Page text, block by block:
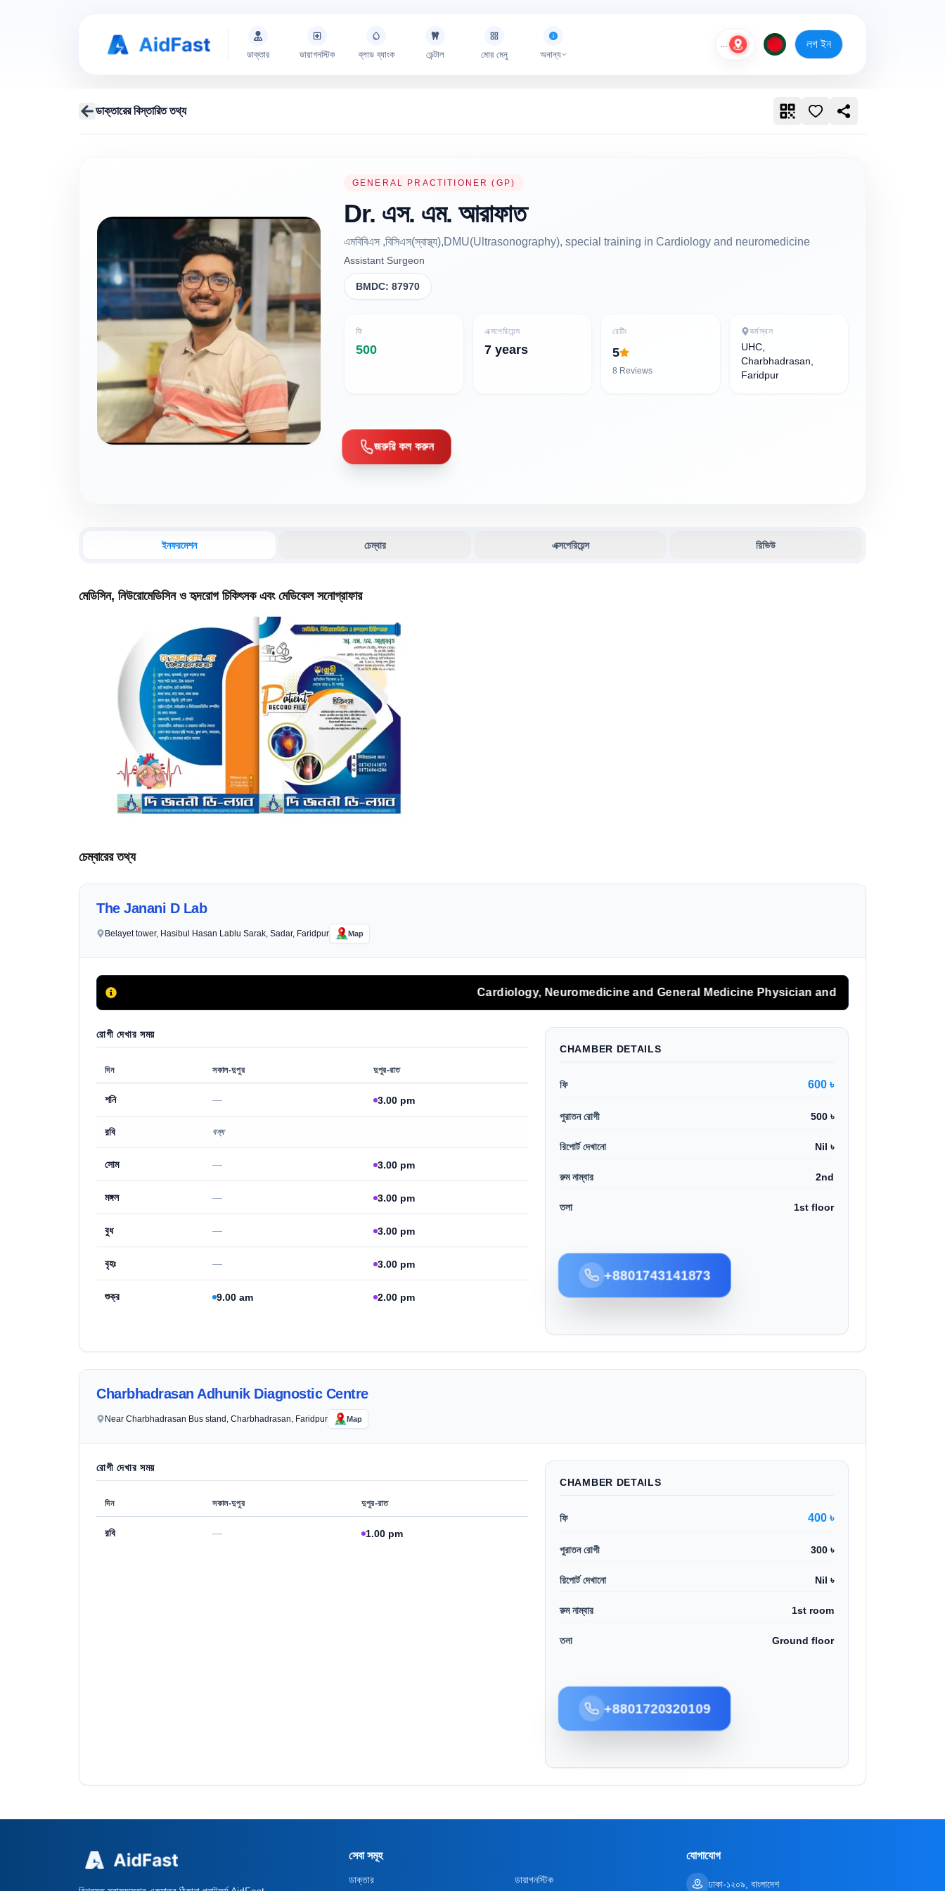
ডাক্তার ডায়াগনস্টিক ব্লাড ব্যাংক ডেন্টাল মোর মেনু অনান্য
লগ ইন
ডাক্তারের বিস্তারিত তথ্য
GENERAL PRACTITIONER (GP)
Dr. এস. এম.আরাফাত
এমবিবিএস ,বিসিএস(স্বাস্থ্য),DMU(Ultrasonography), special training in Cardiology and neuromedicine
Assistant Surgeon
BMDC: 87970
ফি
500
এক্সপেরিয়েন্স
7 years
রেটিং
5
8 Reviews
কর্মস্থল
UHC,
Charbhadrasan,
Faridpur
জরুরি কল করুন
ইনফরমেশন চেম্বার এক্সপেরিয়েন্স রিভিউ
মেডিসিন, নিউরোমেডিসিন ও হৃদরোগ চিকিৎসক এবং মেডিকেল সনোগ্রাফার
চেম্বারের তথ্য
The Janani D Lab
Belayet tower, Hasibul Hasan Lablu Sarak, Sadar, Faridpur Map
Cardiology, Neuromedicine and General Medicine Physician and Medical Sonologist
রোগী দেখার সময়
দিন সকাল-দুপুর দুপুর-রাত
শনি — 3.00 pm
রবি বন্ধ
সোম — 3.00 pm
মঙ্গল — 3.00 pm
বুধ — 3.00 pm
বৃহঃ — 3.00 pm
শুক্র 9.00 am 2.00 pm
CHAMBER DETAILS
ফি 600 ৳
পুরাতন রোগী 500 ৳
রিপোর্ট দেখানো Nil ৳
রুম নাম্বার 2nd
তলা 1st floor
+8801743141873
Charbhadrasan Adhunik Diagnostic Centre
Near Charbhadrasan Bus stand, Charbhadrasan, Faridpur Map
রোগী দেখার সময়
দিন সকাল-দুপুর দুপুর-রাত
রবি — 1.00 pm
CHAMBER DETAILS
ফি 400 ৳
পুরাতন রোগী 300 ৳
রিপোর্ট দেখানো Nil ৳
রুম নাম্বার 1st room
তলা Ground floor
+8801720320109
সেবা সমূহ
ডাক্তার ডায়াগনস্টিক
যোগাযোগ
ঢাকা-১২০৯, বাংলাদেশ